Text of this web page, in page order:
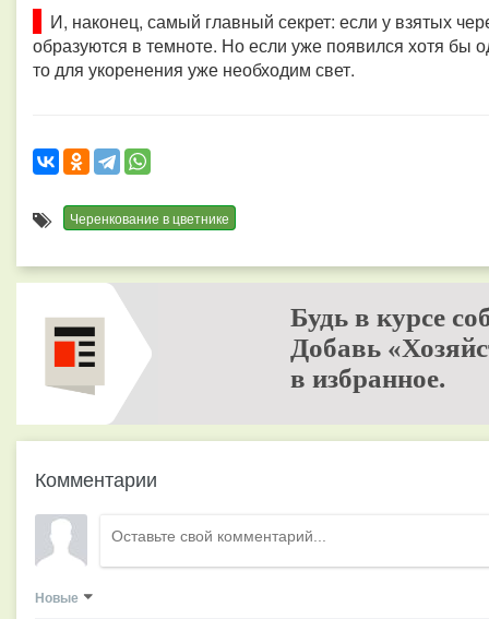
И, наконец, самый главный секрет: если у взятых
образуются в темноте. Но если уже появился хотя бы
то для укоренения уже необходим свет.
Черенкование в цветнике
Будь в курсе
Добавь
в избранное.
Комментарии
Новые